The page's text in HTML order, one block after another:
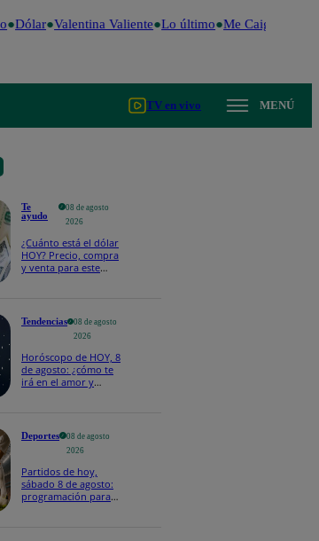
Dólar Valentina Valiente Lo último Me Caigo de Risa
TV en vivo MENÚ
Te
ayudo
08 de agosto
2026
¿Cuánto está el dólar
HOY? Precio, compra
y venta para este
Tendencias
08 de agosto
2026
Horóscopo de HOY, 8
de agosto: ¿cómo te
irá en el amor y
Deportes
08 de agosto
2026
Partidos de hoy,
sábado 8 de agosto:
programación para